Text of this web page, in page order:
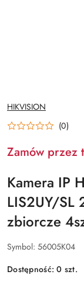
NAZWA
PRODUCENTA:
HIKVISION
(0)
Zamów przez
Kamera IP
LIS2UY/SL
zbiorcze
Symbol: 56005K04
Dostępność:0 szt.